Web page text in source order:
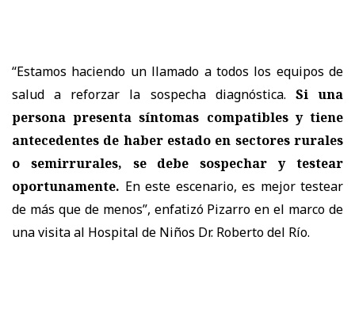
“Estamos haciendo un llamado a todos los equipos de
salud a reforzar la sospecha diagnóstica. Si una
persona presenta síntomas compatibles y tiene
antecedentes de haber estado en sectores rurales
o semirrurales, se debe sospechar y testear
oportunamente. En este escenario, es mejor testear
de más que de menos”, enfatizó Pizarro en el marco de
una visita al Hospital de Niños Dr. Roberto del Río.